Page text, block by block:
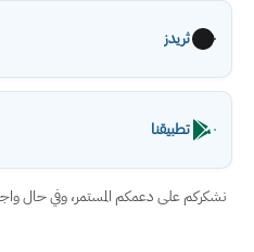
ثريدز
تطبيقنا
نشكركم على دعمكم المستمر، وفي حال